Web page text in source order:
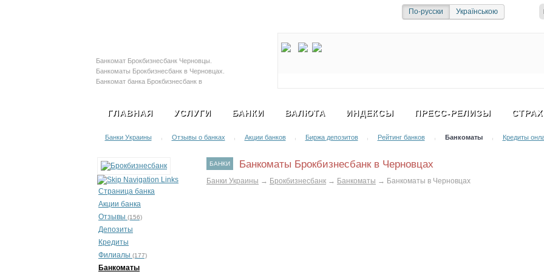
По-русски Українською
Банкомат Брокбизнесбанк Черновцы.
Банкоматы Брокбизнесбанк в Черновцах.
Банкомат банка Брокбизнесбанк в
Брокбизнесбанк в Черновцах
ГЛАВНАЯ УСЛУГИ БАНКИ ВАЛЮТА ИНДЕКСЫ ПРЕСС-РЕЛИЗЫ
Банки Украины | Отзывы о банках | Акции банков | Биржа депозитов | Рейтинг банков | Банкоматы | Кредиты
Страница банка
Акции банка
Отзывы (156)
Депозиты
Кредиты
Филиалы (177)
Банкоматы
БАНКИ Банкоматы Брокбизнесбанк в Черновцах
Банки Украины → Брокбизнесбанк → Банкоматы → Банкоматы в Черновцах